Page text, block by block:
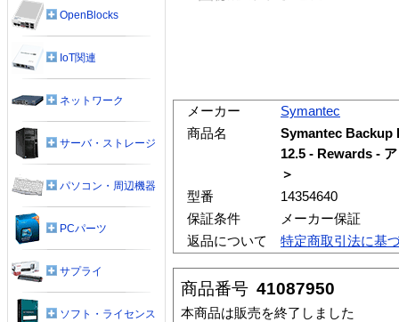
メーカー
Symantec
商品名
Symantec Backup
12.5 - Rewards -
＞
型番
14354640
保証条件
メーカー保証
返品について
特定商取引法に基
商品番号 41087950
本商品は販売を終了しました
OpenBlocks
IoT関連
ネットワーク
サーバ・ストレージ
パソコン・周辺機器
PCパーツ
サプライ
ソフト・ライセンス